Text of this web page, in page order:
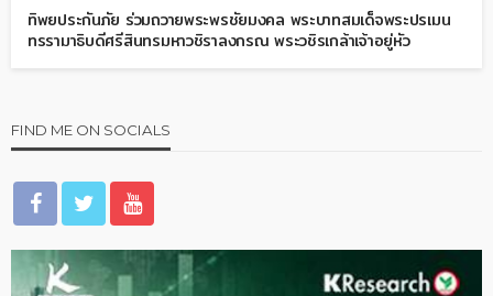
ทิพยประกันภัย ร่วมถวายพระพรชัยมงคล พระบาทสมเด็จพระปรเมน
ทรรามาธิบดีศรีสินทรมหาวชิราลงกรณ พระวชิรเกล้าเจ้าอยู่หัว
FIND ME ON SOCIALS